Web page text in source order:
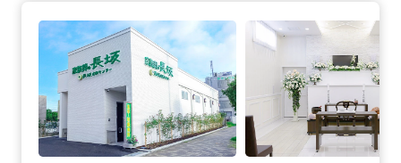
家族葬の長坂 小平仲町の詳細へ